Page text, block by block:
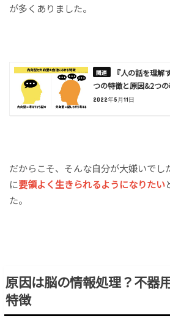
が多くありました。
『人の話を理解
つの特徴と原因&2つ
2022年5月11日
だからこそ、そんな自分が大嫌いでし
に要領よく生きられるようになりたい
た。
原因は脳の情報処理？不器
特徴